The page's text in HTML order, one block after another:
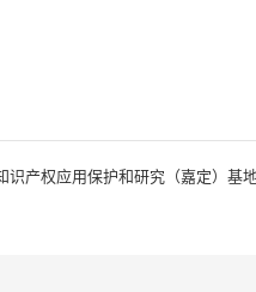
识产权应用保护和研究（嘉定）基